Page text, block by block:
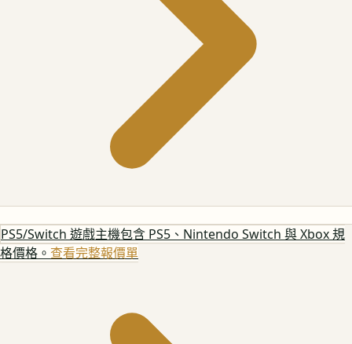
PS5/Switch 遊戲主機包含 PS5、Nintendo Switch 與 Xbox 規
格價格。 查看完整報價單